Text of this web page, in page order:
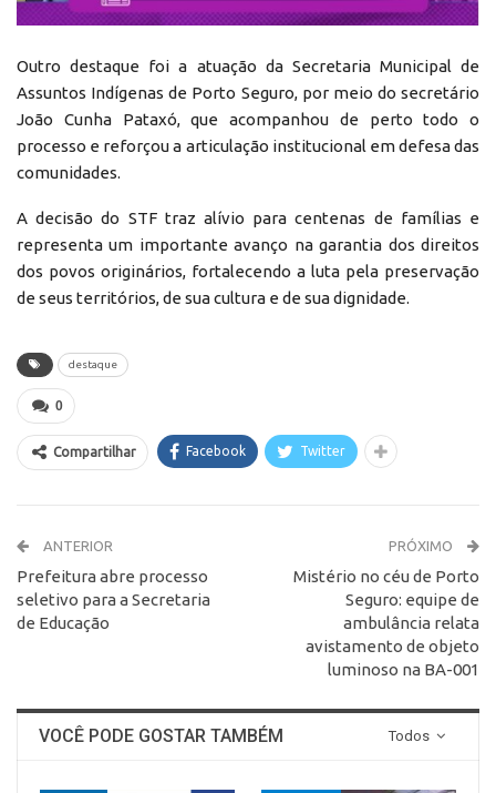
Outro destaque foi a atuação da Secretaria Municipal de
Assuntos Indígenas de Porto Seguro, por meio do secretário
João Cunha Pataxó, que acompanhou de perto todo o
processo e reforçou a articulação institucional em defesa das
comunidades.
A decisão do STF traz alívio para centenas de famílias e
representa um importante avanço na garantia dos direitos
dos povos originários, fortalecendo a luta pela preservação
de seus territórios, de sua cultura e de sua dignidade.
destaque
0
Compartilhar Facebook Twitter
ANTERIOR
Prefeitura abre processo
seletivo para a Secretaria
de Educação
PRÓXIMO
Mistério no céu de Porto
Seguro: equipe de
ambulância relata
avistamento de objeto
luminoso na BA-001
Todos
VOCÊ PODE GOSTAR TAMBÉM